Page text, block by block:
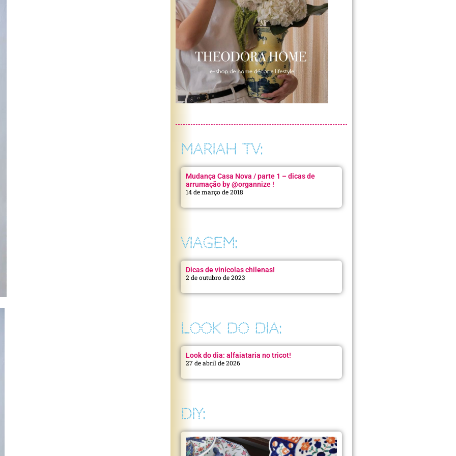
MARIAH TV:
Mudança Casa Nova / parte 1 – dicas de
arrumação by @organnize !
14 de março de 2018
VIAGEM:
Dicas de vinícolas chilenas!
2 de outubro de 2023
LOOK DO DIA:
Look do dia: alfaiataria no tricot!
27 de abril de 2026
DIY: